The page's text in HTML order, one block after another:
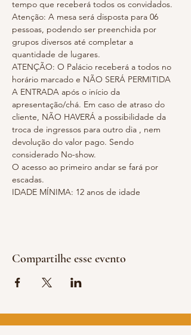
tempo que receberá todos os convidados.
Atenção: A mesa será disposta para 06
pessoas, podendo ser preenchida por
grupos diversos até completar a
quantidade de lugares.
ATENÇÃO: O Palácio receberá a todos no
horário marcado e NÃO SERÁ PERMITIDA
A ENTRADA após o início da
apresentação/chá. Em caso de atraso do
cliente, NÃO HAVERÁ a possibilidade da
troca de ingressos para outro dia , nem
devolução do valor pago. Sendo
considerado No-show.
O acesso ao primeiro andar se fará por
escadas.
IDADE MÍNIMA: 12 anos de idade
Compartilhe esse evento